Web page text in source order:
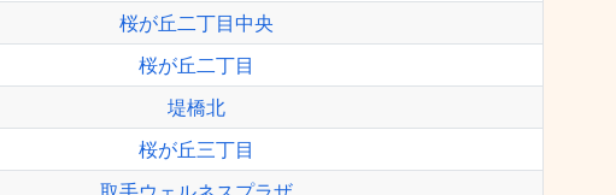
桜が丘二丁目中央
桜が丘二丁目
堤橋北
桜が丘三丁目